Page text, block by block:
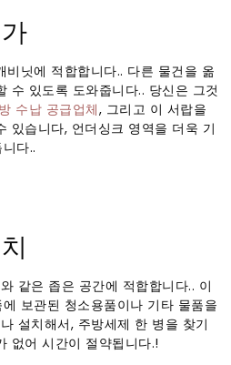
닛에 적합합니다.. 다른 물건을 옮
수 있도록 도와줍니다.. 당신은 그것
수납 공급업체, 그리고 이 서랍을
있습니다, 언더싱크 영역을 더욱 기
다..
같은 좁은 공간에 적합합니다.. 이
보관된 청소용품이나 기타 물품을
설치해서, 주방세제 한 병을 찾기
없어 시간이 절약됩니다.!